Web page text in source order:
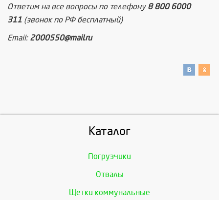
Ответим на все вопросы по телефону 8 800 6000
311 (звонок по РФ бесплатный)
Email: 2000550@mail.ru
Каталог
Погрузчики
Отвалы
Щетки коммунальные